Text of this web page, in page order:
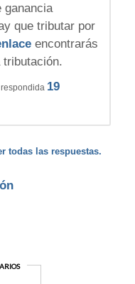
ganancia
que tributar por
encontrarás
19
todas las respuestas.